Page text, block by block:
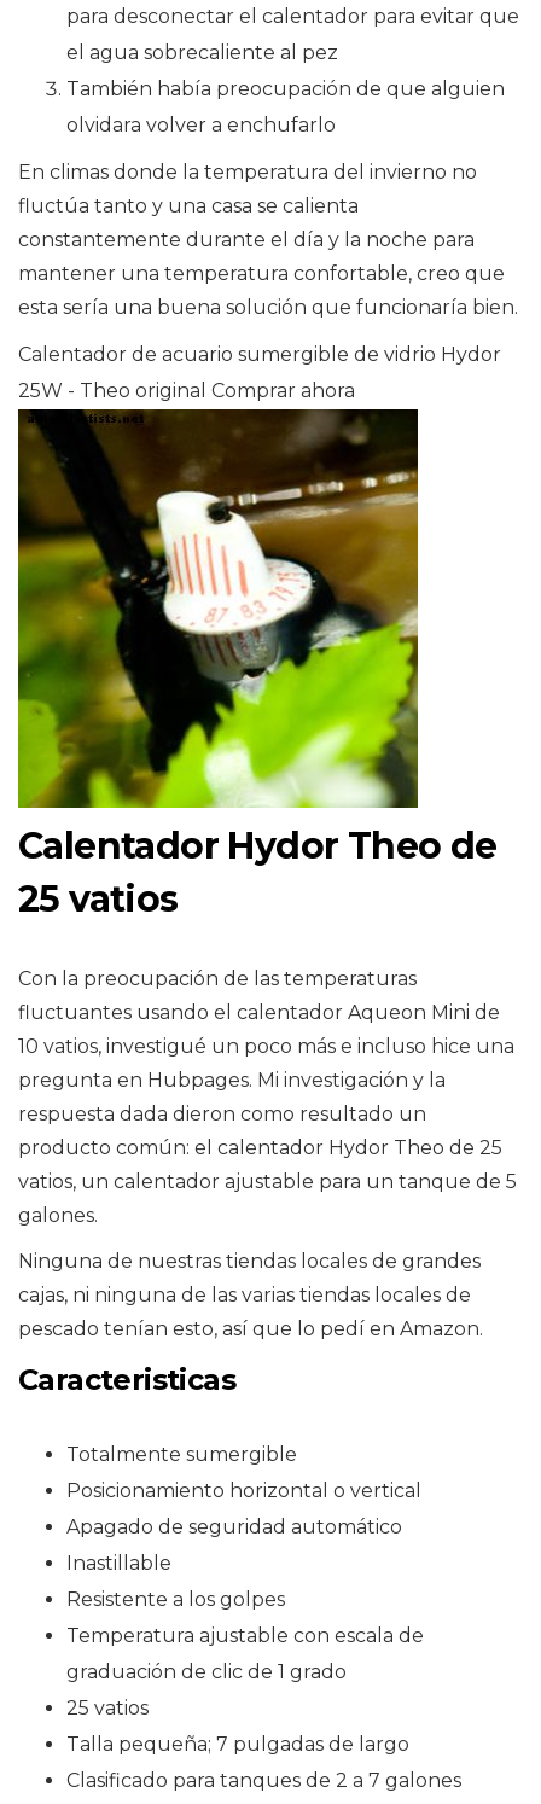
para desconectar el calentador para evitar que
el agua sobrecaliente al pez
También había preocupación de que alguien
olvidara volver a enchufarlo
En climas donde la temperatura del invierno no
fluctúa tanto y una casa se calienta
constantemente durante el día y la noche para
mantener una temperatura confortable, creo que
esta sería una buena solución que funcionaría bien.
Calentador de acuario sumergible de vidrio Hydor
25W - Theo original Comprar ahora
Calentador Hydor Theo de
25 vatios
Con la preocupación de las temperaturas
fluctuantes usando el calentador Aqueon Mini de
10 vatios, investigué un poco más e incluso hice una
pregunta en Hubpages. Mi investigación y la
respuesta dada dieron como resultado un
producto común: el calentador Hydor Theo de 25
vatios, un calentador ajustable para un tanque de 5
galones.
Ninguna de nuestras tiendas locales de grandes
cajas, ni ninguna de las varias tiendas locales de
pescado tenían esto, así que lo pedí en Amazon.
Caracteristicas
Totalmente sumergible
Posicionamiento horizontal o vertical
Apagado de seguridad automático
Inastillable
Resistente a los golpes
Temperatura ajustable con escala de
graduación de clic de 1 grado
25 vatios
Talla pequeña; 7 pulgadas de largo
Clasificado para tanques de 2 a 7 galones